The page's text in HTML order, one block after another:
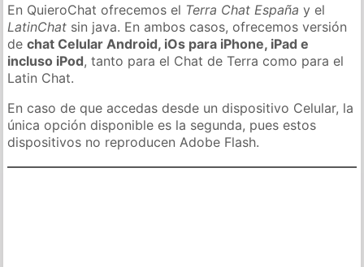
En QuieroChat ofrecemos el Terra Chat España y el
LatinChat sin java. En ambos casos, ofrecemos versión
dechat Celular Android, iOs para iPhone, iPad e
incluso iPod, tanto para el Chat de Terra como para el
Latin Chat.
En caso de que accedas desde un dispositivo Celular, la
única opción disponible es la segunda, pues estos
dispositivos no reproducen Adobe Flash.